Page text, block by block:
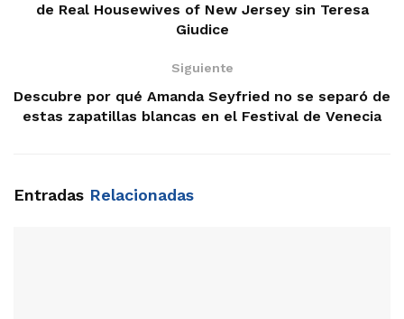
de Real Housewives of New Jersey sin Teresa
Giudice
Siguiente
Descubre por qué Amanda Seyfried no se separó de
estas zapatillas blancas en el Festival de Venecia
Entradas Relacionadas